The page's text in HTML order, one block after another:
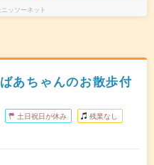
ッソーネット
あちゃんのお散歩付
土日祝日が休み 残業なし